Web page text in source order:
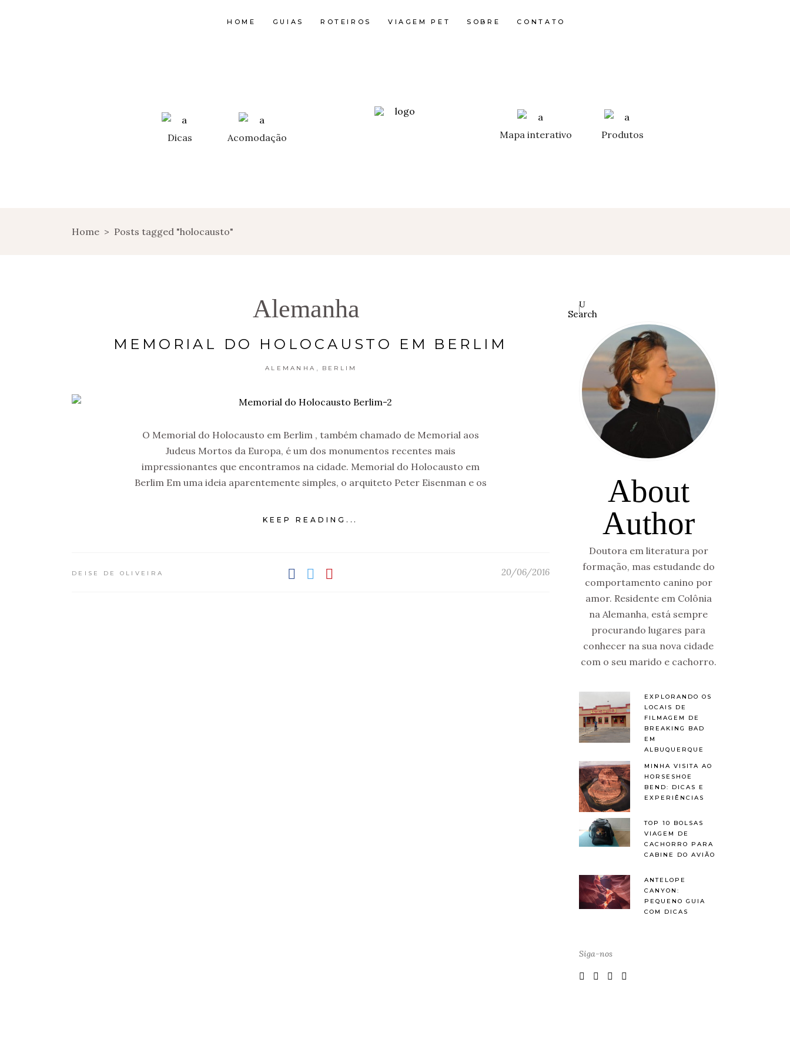
HOME GUIAS ROTEIROS VIAGEM PET SOBRE CONTATO
Dicas Acomodação Mapa interativo Produtos
Home > Posts tagged "holocausto"
Alemanha
MEMORIAL DO HOLOCAUSTO EM BERLIM
ALEMANHA BERLIM
O Memorial do Holocausto em Berlim , também chamado de Memorial aos
Judeus Mortos da Europa, é um dos monumentos recentes mais
impressionantes que encontramos na cidade. Memorial do Holocausto em
Berlim Em uma ideia aparentemente simples, o arquiteto Peter Eisenman e os
KEEP READING...
DEISE DE OLIVEIRA 20/06/2016
Search
About
Author
Doutora em literatura por
formação, mas estudande do
comportamento canino por
amor. Residente em Colônia
na Alemanha, está sempre
procurando lugares para
conhecer na sua nova cidade
com o seu marido e cachorro.
EXPLORANDO OS
LOCAIS DE
FILMAGEM DE
BREAKING BAD
EM
ALBUQUERQUE
MINHA VISITA AO
HORSESHOE
BEND: DICAS E
EXPERIÊNCIAS
TOP 10 BOLSAS
VIAGEM DE
CACHORRO PARA
CABINE DO AVIÃO
ANTELOPE
CANYON:
PEQUENO GUIA
COM DICAS
Siga-nos